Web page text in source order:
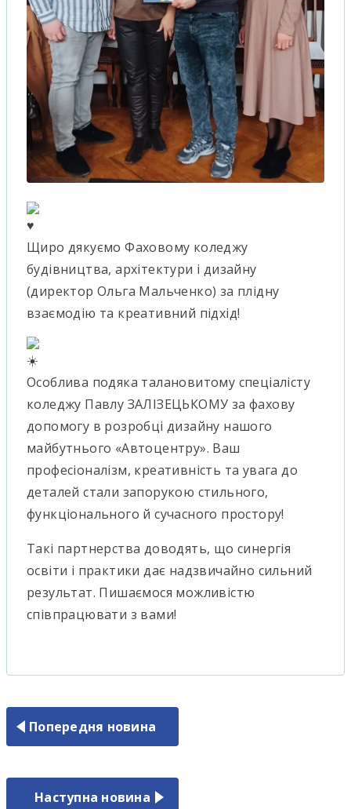
Щиро дякуємо Фаховому коледжу
будівництва, архітектури і дизайну
(директор Ольга Мальченко) за плідну
взаємодію та креативний підхід!
Особлива подяка талановитому спеціалісту
коледжу Павлу ЗАЛІЗЕЦЬКОМУ за фахову
допомогу в розробці дизайну нашого
майбутнього «Автоцентру». Ваш
професіоналізм, креативність та увага до
деталей стали запорукою стильного,
функціонального й сучасного простору!
Такі партнерства доводять, що синергія
освіти і практики дає надзвичайно сильний
результат. Пишаємося можливістю
співпрацювати з вами!
Попередня новина
Наступна новина